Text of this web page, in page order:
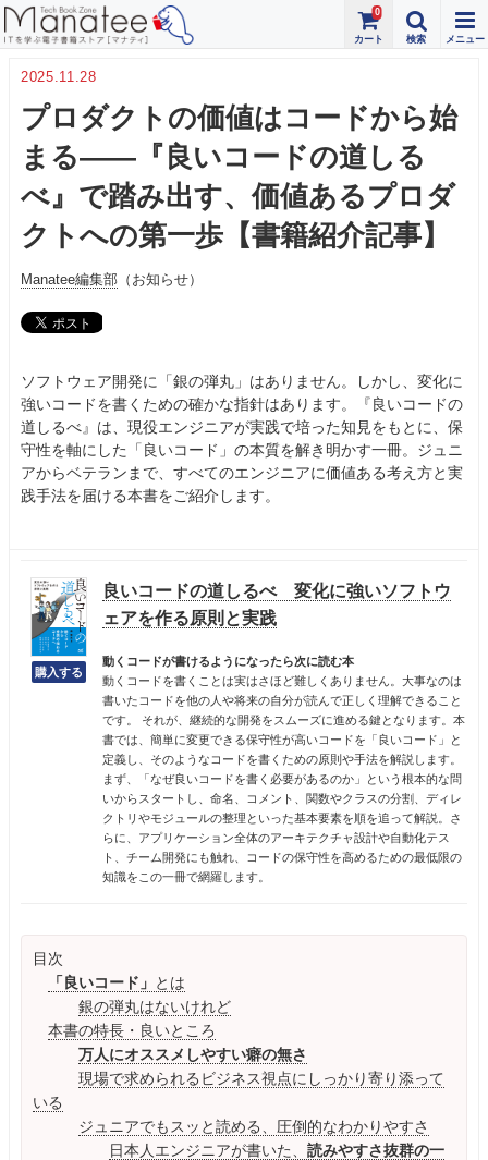
0
2025.11.28
プロダクトの価値はコードから始
まる――『良いコードの道しる
べ』で踏み出す、価値あるプロダ
クトへの第一歩【書籍紹介記事】
Manatee編集部 （お知らせ）
ソフトウェア開発に「銀の弾丸」はありません。しかし、変化に
強いコードを書くための確かな指針はあります。『良いコードの
道しるべ』は、現役エンジニアが実践で培った知見をもとに、保
守性を軸にした「良いコード」の本質を解き明かす一冊。ジュニ
アからベテランまで、すべてのエンジニアに価値ある考え方と実
践手法を届ける本書をご紹介します。
良いコードの道しるべ 変化に強いソフトウ
ェアを作る原則と実践
動くコードが書けるようになったら次に読む本
動くコードを書くことは実はさほど難しくありません。大事なのは
書いたコードを他の人や将来の自分が読んで正しく理解できること
です。 それが、継続的な開発をスムーズに進める鍵となります。本
書では、簡単に変更できる保守性が高いコードを「良いコード」と
定義し、そのようなコードを書くための原則や手法を解説します。
まず、「なぜ良いコードを書く必要があるのか」という根本的な問
いからスタートし、命名、コメント、関数やクラスの分割、ディレ
クトリやモジュールの整理といった基本要素を順を追って解説。さ
らに、アプリケーション全体のアーキテクチャ設計や自動化テス
ト、チーム開発にも触れ、コードの保守性を高めるための最低限の
知識をこの一冊で網羅します。
目次
「良いコード」 とは
銀の弾丸はないけれど
本書の特長・良いところ
万人にオススメしやすい癖の無さ
現場で求められるビジネス視点にしっかり寄り添って
いる
ジュニアでもスッと読める、圧倒的なわかりやすさ
日本人エンジニアが書いた、 読みやすさ抜群の一